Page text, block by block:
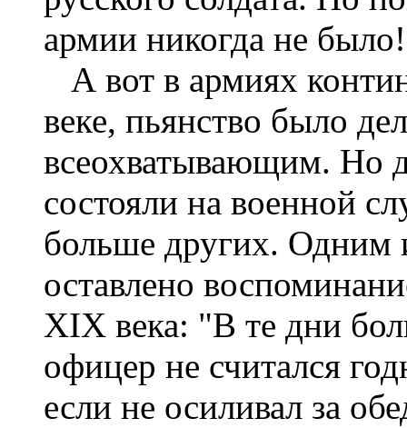
армии никогда не было!
А вот в армиях
веке, пьянство было
всеохватывающим. Но
состояли на военной
больше других. Одним
оставлено
XIX века: "В те дни
офицер не считался
если не осиливал за